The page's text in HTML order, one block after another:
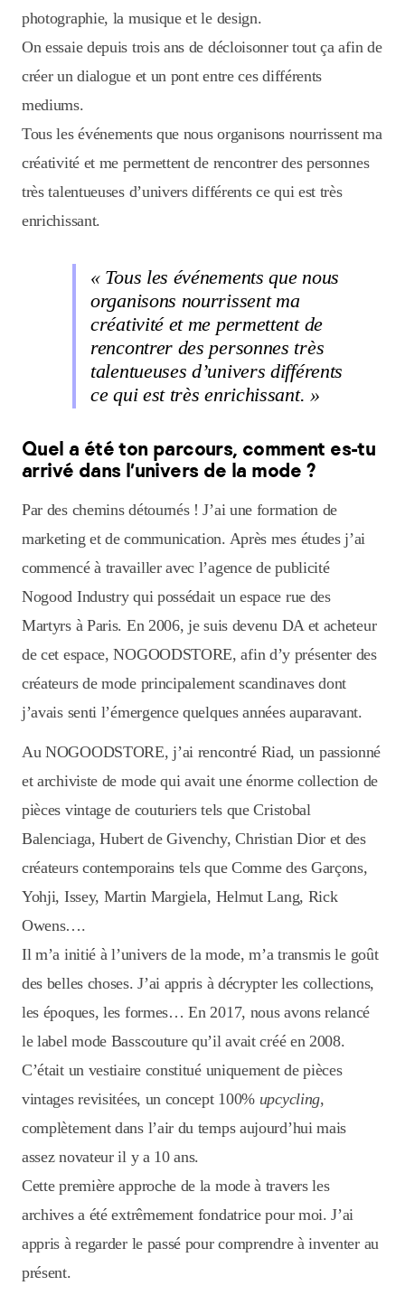
photographie, la musique et le design.
On essaie depuis trois ans de décloisonner tout ça afin de
créer un dialogue et un pont entre ces différents
mediums.
Tous les événements que nous organisons nourrissent ma
créativité et me permettent de rencontrer des personnes
très talentueuses d’univers différents ce qui est très
enrichissant.
« Tous les événements que nous
organisons nourrissent ma
créativité et me permettent de
rencontrer des personnes très
talentueuses d’univers différents
ce qui est très enrichissant. »
Quel a été ton parcours, comment es-tu
arrivé dans l’univers de la mode ?
Par des chemins détournés ! J’ai une formation de
marketing et de communication. Après mes études j’ai
commencé à travailler avec l’agence de publicité
Nogood Industry qui possédait un espace rue des
Martyrs à Paris. En 2006, je suis devenu DA et acheteur
de cet espace, NOGOODSTORE, afin d’y présenter des
créateurs de mode principalement scandinaves dont
j’avais senti l’émergence quelques années auparavant.
Au NOGOODSTORE, j’ai rencontré Riad, un passionné
et archiviste de mode qui avait une énorme collection de
pièces vintage de couturiers tels que Cristobal
Balenciaga, Hubert de Givenchy, Christian Dior et des
créateurs contemporains tels que Comme des Garçons,
Yohji, Issey, Martin Margiela, Helmut Lang, Rick
Owens….
Il m’a initié à l’univers de la mode, m’a transmis le goût
des belles choses. J’ai appris à décrypter les collections,
les époques, les formes… En 2017, nous avons relancé
le label mode Basscouture qu’il avait créé en 2008.
C’était un vestiaire constitué uniquement de pièces
vintages revisitées, un concept 100% upcycling,
complètement dans l’air du temps aujourd’hui mais
assez novateur il y a 10 ans.
Cette première approche de la mode à travers les
archives a été extrêmement fondatrice pour moi. J’ai
appris à regarder le passé pour comprendre à inventer au
présent.